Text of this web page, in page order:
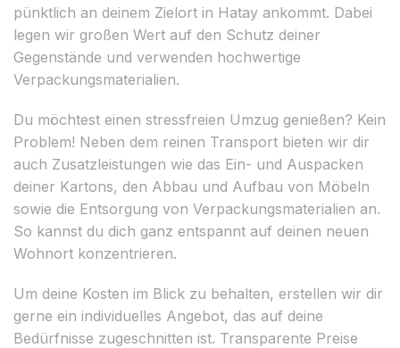
pünktlich an deinem Zielort in Hatay ankommt. Dabei
legen wir großen Wert auf den Schutz deiner
Gegenstände und verwenden hochwertige
Verpackungsmaterialien.
Du möchtest einen stressfreien Umzug genießen? Kein
Problem! Neben dem reinen Transport bieten wir dir
auch Zusatzleistungen wie das Ein- und Auspacken
deiner Kartons, den Abbau und Aufbau von Möbeln
sowie die Entsorgung von Verpackungsmaterialien an.
So kannst du dich ganz entspannt auf deinen neuen
Wohnort konzentrieren.
Um deine Kosten im Blick zu behalten, erstellen wir dir
gerne ein individuelles Angebot, das auf deine
Bedürfnisse zugeschnitten ist. Transparente Preise